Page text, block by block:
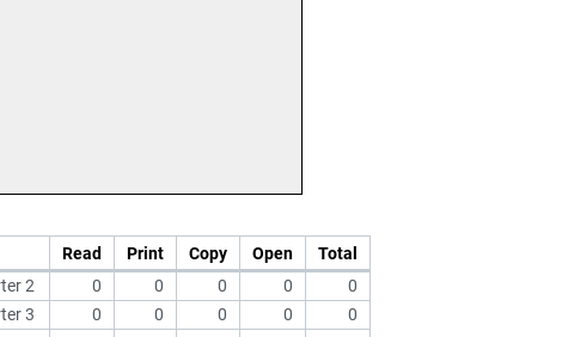
Read Print Copy Open Total
2 0 0 0 0
0
3
0 0 0 0
0